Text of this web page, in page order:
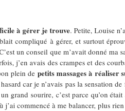
à gérer je trouve. Petite, Louise
compliqué à gérer, et surtout
un conseil que m’avait donné
j’en avais des crampes et des
plein de petits massages à réaliser
car je n’avais pas la sensation
grand sourire, c’est parce qu’on
j’ai commencé à me balancer, plus